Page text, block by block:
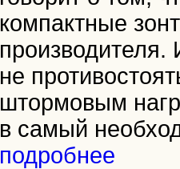
компактные
производителя.
не
штормовым
в самый
подробнее